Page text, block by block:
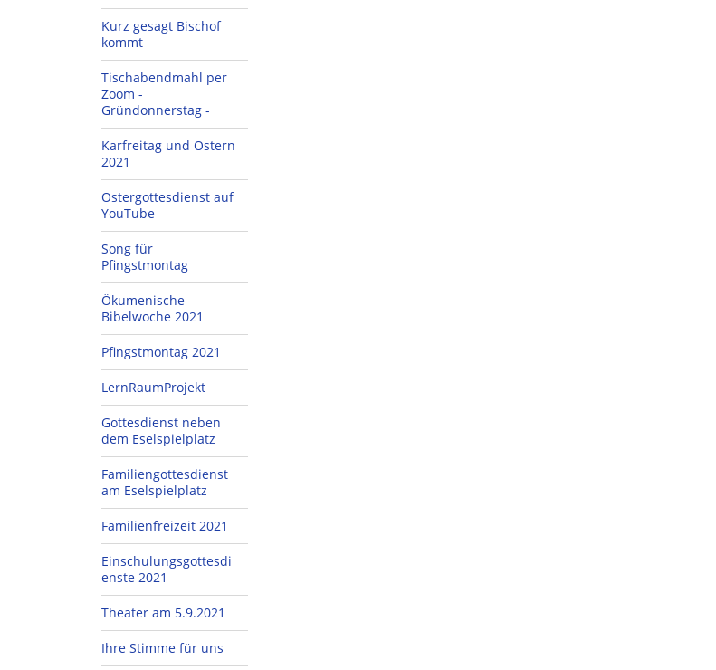
Kurz gesagt Bischof
kommt
Tischabendmahl per
Zoom -
Gründonnerstag -
Karfreitag und Ostern
2021
Ostergottesdienst auf
YouTube
Song für
Pfingstmontag
Ökumenische
Bibelwoche 2021
Pfingstmontag 2021
LernRaumProjekt
Gottesdienst neben
dem Eselspielplatz
Familiengottesdienst
am Eselspielplatz
Familienfreizeit 2021
Einschulungsgottesdi
enste 2021
Theater am 5.9.2021
Ihre Stimme für uns